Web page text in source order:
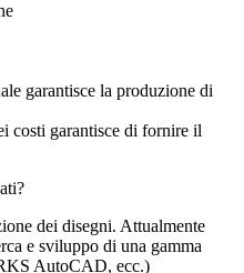
garantisce la produzione di
costi garantisce di fornire il
dei disegni. Attualmente
e sviluppo di una gamma
AutoCAD, ecc.)